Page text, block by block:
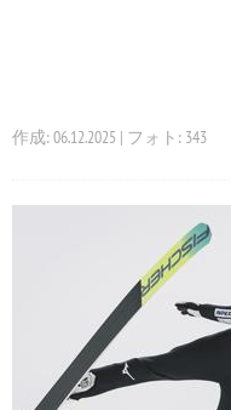
作成: 06.12.2025 | フォト: 343